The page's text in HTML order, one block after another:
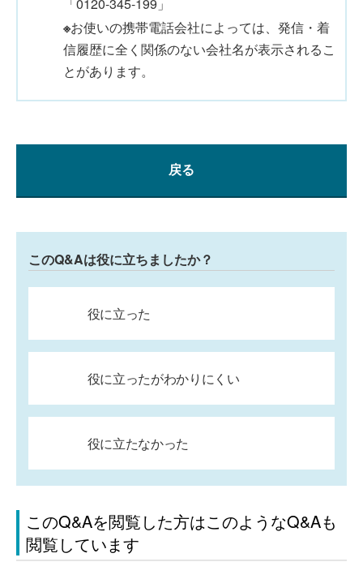
※お使いの携帯電話会社によっては、発信・着
信履歴に全く関係のない会社名が表示されるこ
とがあります。
戻る
このQ&Aは役に立ちましたか？
役に立った
役に立ったがわかりにくい
役に立たなかった
このQ&Aを閲覧した方はこのようなQ&Aも
閲覧しています